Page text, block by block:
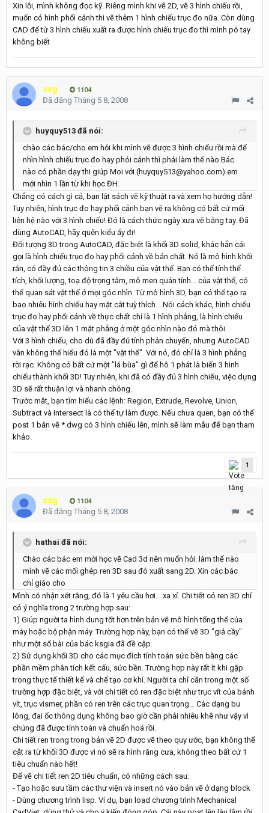
Xin lỗi, mình không đọc kỹ. Riêng mình khi vẽ 2D, vẽ 3 hình chiếu rồi,
muốn có hình phối cảnh thì vẽ thêm 1 hình chiếu trục đo nữa. Còn dùng
CAD để từ 3 hình chiếu xuất ra được hình chiếu trục đo thì mình pó tay
không biết
ssg 1104
Đã đăng Tháng 5 8, 2008
huyquy513 đã nói:
chào các bác/cho em hỏi khi mình vẽ được 3 hình chiếu rồi mà để
nhìn hình chiếu trục đo hay phói cảnh thì phải làm thế nào.Bác
nào có phần dạy thi giúp Moi với.(huyquy513@yahoo.com).em
mới nhìn 1 lần từ khi học ĐH.
Chẳng có cách gì cả, bạn lật sách vẽ kỹ thuật ra và xem họ hướng dẫn!
Tuy nhiên, hình trục đo hay phối cảnh bạn vẽ ra không có bất cứ mối
liên hệ nào với 3 hình chiếu! Đó là cách thức ngày xưa vẽ bằng tay. Đã
dùng AutoCAD, hãy quên kiểu ấy đi!
Đối tượng 3D trong AutoCAD, đặc biệt là khối 3D solid, khác hẳn cái
gọi là hình chiếu trục đo hay phối cảnh về bản chất. Nó là mô hình khối
rắn, có đầy đủ các thông tin 3 chiều của vật thể. Bạn có thể tính thể
tích, khối lượng, toạ độ trọng tâm, mô men quán tính... của vật thể, có
thể quan sát vật thể ở mọi góc nhìn. Từ mô hình 3D, bạn có thể tạo ra
bao nhiêu hình chiếu hay mặt cắt tuỳ thích... Nói cách khác, hình chiếu
trục đo hay phối cảnh về thực chất chỉ là 1 hình phẳng, là hình chiếu
của vật thể 3D lên 1 mặt phẳng ở một góc nhìn nào đó mà thôi.
Với 3 hình chiếu, cho dù đã đầy đủ tính phản chuyển, nhưng AutoCAD
vẫn không thể hiểu đó là một "vật thể". Với nó, đó chỉ là 3 hình phẳng
rời rạc. Không có bất cứ một "lá bùa" gì để hô 1 phát là biến 3 hình
chiếu thành khối 3D! Tuy nhiên, khi đã có đầy đủ 3 hình chiếu, việc dựng
3D sẽ rất thuận lợi và nhanh chóng.
Trước mắt, bạn tìm hiểu các lệnh: Region, Extrude, Revolve, Union,
Subtract và Intersect là có thể tự làm được. Nếu chưa quen, bạn có thể
post 1 bản vẽ *.dwg có 3 hình chiếu lên, mình sẽ làm mẫu để bạn tham
khảo.
1
ssg 1104
Đã đăng Tháng 5 8, 2008
hathai đã nói:
Chào các bác em mới học vẽ Cad 3d nên muốn hỏi. làm thế nào
mình vẽ các mối ghép ren 3D sau đó xuất sang 2D. Xin các bác
chỉ giáo cho
Mình có nhận xét rằng, đó là 1 yêu cầu hơi... xa xỉ. Chi tiết có ren 3D chỉ
có ý nghĩa trong 2 trường hợp sau:
1) Giúp người ta hình dung tốt hơn trên bản vẽ mô hình tổng thể của
máy hoặc bộ phận máy. Trường hợp này, bạn có thể vẽ 3D "giả cầy"
như một số bài của bác ksgia đã đề cập.
2) Sử dụng khối 3D cho các mục đích tính toán sức bền bằng các
phần mềm phân tích kết cấu, sức bền. Trường hợp này rất ít khi gặp
trong thực tế thiết kế và chế tạo cơ khí. Người ta chỉ cần trong một số
trường hợp đặc biệt, và với chi tiết có ren đặc biệt như trục vít của bánh
vít, trục vismer, phần có ren trên các trục quan trọng... Các dạng bu
lông, đai ốc thông dụng không bao giờ cần phải nhiêu khê như vậy vì
chúng đã được tính toán và chuẩn hoá rồi.
Chi tiết ren trong trong bản vẽ 2D được vẽ theo quy ước, bạn không thể
cắt ra từ khối 3D được vì nó sẽ ra hình răng cưa, không theo bất cứ 1
tiêu chuẩn nào hết!
Để vẽ chi tiết ren 2D tiêu chuẩn, có những cách sau:
- Tạo hoặc sưu tầm các thư viện và insert nó vào bản vẽ ở dạng block
- Dùng chương trình lisp. Ví dụ, bạn load chương trình Mechanical